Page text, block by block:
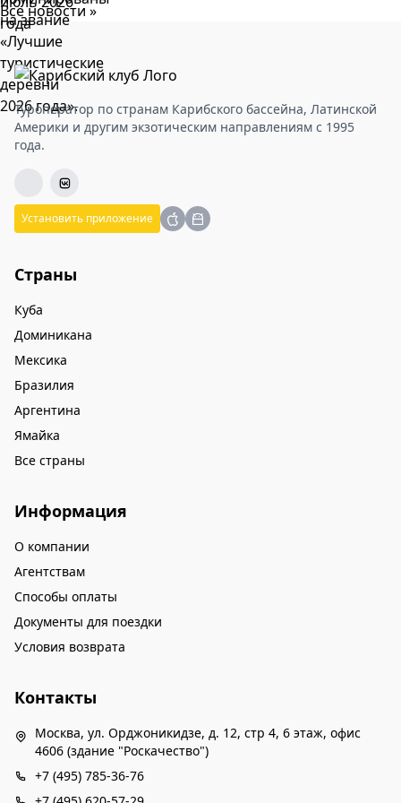
Все новости »
Туроператор по странам Карибского бассейна, Латинской
Америки и другим экзотическим направлениям с 1995
года.
Установить приложение
Страны
Куба
Доминикана
Мексика
Бразилия
Аргентина
Ямайка
Все страны
Информация
О компании
Агентствам
Способы оплаты
Документы для поездки
Условия возврата
Контакты
Москва, ул. Орджоникидзе, д. 12, стр 4, 6 этаж, офис
4606 (здание "Роскачество")
+7 (495) 785-36-76